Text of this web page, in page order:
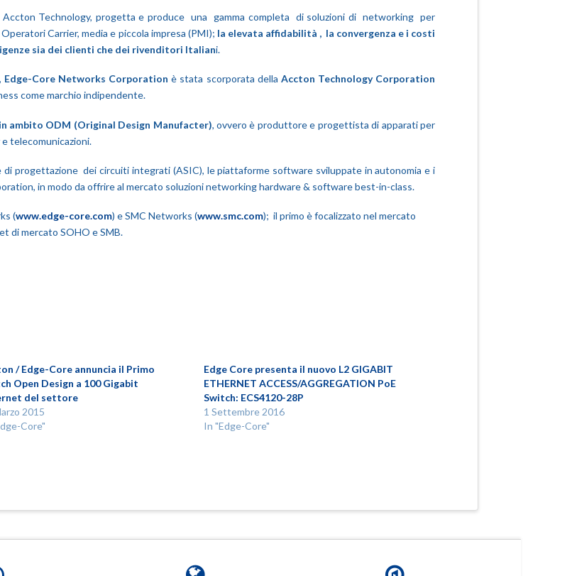
Technology, progetta e produce una gamma completa di soluzioni di networking per
Carrier, media e piccola impresa (PMI); la elevata affidabilità , la convergenza e i costi
sia dei clienti che dei rivenditori Italiani.
Edge-Core Networks Corporation è stata scorporata della Accton Technology Corporation
come marchio indipendente.
ambito ODM (Original Design Manufacter), ovvero è produttore e progettista di apparati per
telecomunicazioni.
progettazione dei circuiti integrati (ASIC), le piattaforme software sviluppate in autonomia e i
in modo da offrire al mercato soluzioni networking hardware & software best-in-class.
(www.edge-core.com) e SMC Networks (www.smc.com); il primo è focalizzato nel mercato
di mercato SOHO e SMB.
/ Edge-Core annuncia il Primo
Open Design a 100 Gigabit
del settore
2015
Core"
Edge Core presenta il nuovo L2 GIGABIT
ETHERNET ACCESS/AGGREGATION PoE
Switch: ECS4120-28P
1 Settembre 2016
In "Edge-Core"